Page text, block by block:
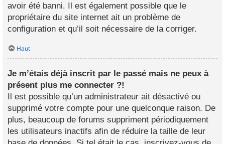
avoir été banni. Il est également possible que le
propriétaire du site internet ait un problème de
configuration et qu’il soit nécessaire de la corriger.
Haut
Je m’étais déjà inscrit par le passé mais ne peux à
présent plus me connecter ?!
Il est possible qu’un administrateur ait désactivé ou
supprimé votre compte pour une quelconque raison. De
plus, beaucoup de forums suppriment périodiquement
les utilisateurs inactifs afin de réduire la taille de leur